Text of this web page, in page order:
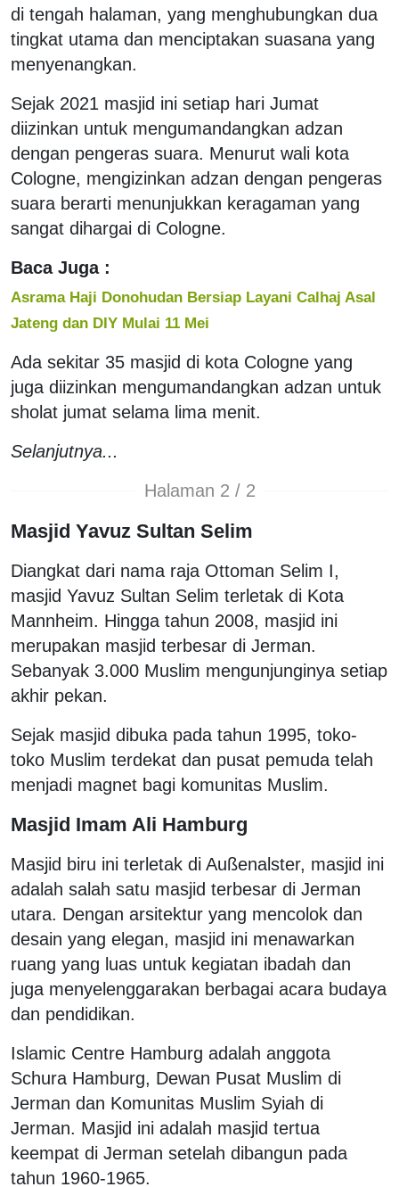
di tengah halaman, yang menghubungkan dua
tingkat utama dan menciptakan suasana yang
menyenangkan.
Sejak 2021 masjid ini setiap hari Jumat
diizinkan untuk mengumandangkan adzan
dengan pengeras suara. Menurut wali kota
Cologne, mengizinkan adzan dengan pengeras
suara berarti menunjukkan keragaman yang
sangat dihargai di Cologne.
Baca Juga :
Asrama Haji Donohudan Bersiap Layani Calhaj Asal
Jateng dan DIY Mulai 11 Mei
Ada sekitar 35 masjid di kota Cologne yang
juga diizinkan mengumandangkan adzan untuk
sholat jumat selama lima menit.
Selanjutnya...
Halaman 2 / 2
Masjid Yavuz Sultan Selim
Diangkat dari nama raja Ottoman Selim I,
masjid Yavuz Sultan Selim terletak di Kota
Mannheim. Hingga tahun 2008, masjid ini
merupakan masjid terbesar di Jerman.
Sebanyak 3.000 Muslim mengunjunginya setiap
akhir pekan.
Sejak masjid dibuka pada tahun 1995, toko-
toko Muslim terdekat dan pusat pemuda telah
menjadi magnet bagi komunitas Muslim.
Masjid Imam Ali Hamburg
Masjid biru ini terletak di Außenalster, masjid ini
adalah salah satu masjid terbesar di Jerman
utara. Dengan arsitektur yang mencolok dan
desain yang elegan, masjid ini menawarkan
ruang yang luas untuk kegiatan ibadah dan
juga menyelenggarakan berbagai acara budaya
dan pendidikan.
Islamic Centre Hamburg adalah anggota
Schura Hamburg, Dewan Pusat Muslim di
Jerman dan Komunitas Muslim Syiah di
Jerman. Masjid ini adalah masjid tertua
keempat di Jerman setelah dibangun pada
tahun 1960-1965.